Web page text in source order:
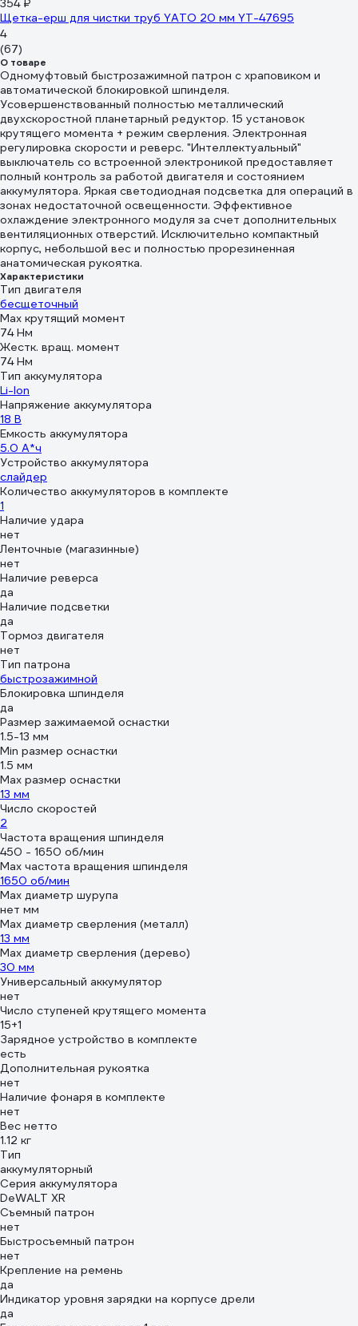
354 ₽
Щетка-ерш для чистки труб YATO 20 мм YT-47695
4
(67)
О товаре
Одномуфтовый быстрозажимной патрон с храповиком и
автоматической блокировкой шпинделя.
Усовершенствованный полностью металлический
двухскоростной планетарный редуктор. 15 установок
крутящего момента + режим сверления. Электронная
регулировка скорости и реверс. "Интеллектуальный"
выключатель со встроенной электроникой предоставляет
полный контроль за работой двигателя и состоянием
аккумулятора. Яркая светодиодная подсветка для операций в
зонах недостаточной освещенности. Эффективное
охлаждение электронного модуля за счет дополнительных
вентиляционных отверстий. Исключительно компактный
корпус, небольшой вес и полностью прорезиненная
анатомическая рукоятка.
Характеристики
Тип двигателя
бесщеточный
Max крутящий момент
74 Нм
Жестк. вращ. момент
74 Нм
Тип аккумулятора
Li-Ion
Напряжение аккумулятора
18 В
Емкость аккумулятора
5.0 А*ч
Устройство аккумулятора
слайдер
Количество аккумуляторов в комплекте
1
Наличие удара
нет
Ленточные (магазинные)
нет
Наличие реверса
да
Наличие подсветки
да
Тормоз двигателя
нет
Тип патрона
быстрозажимной
Блокировка шпинделя
да
Размер зажимаемой оснастки
1.5-13 мм
Min размер оснастки
1.5 мм
Мах размер оснастки
13 мм
Число скоростей
2
Частота вращения шпинделя
450 - 1650 об/мин
Max частота вращения шпинделя
1650 об/мин
Max диаметр шурупа
нет мм
Max диаметр сверления (металл)
13 мм
Мах диаметр сверления (дерево)
30 мм
Универсальный аккумулятор
нет
Число ступеней крутящего момента
15+1
Зарядное устройство в комплекте
есть
Дополнительная рукоятка
нет
Наличие фонаря в комплекте
нет
Вес нетто
1.12 кг
Тип
аккумуляторный
Серия аккумулятора
DeWALT XR
Съемный патрон
нет
Быстросъемный патрон
нет
Крепление на ремень
да
Индикатор уровня зарядки на корпусе дрели
да